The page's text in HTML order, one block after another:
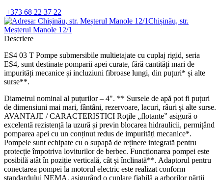
+373 68 22 37 22
Chișinău, str.
Meșterul Manole 12/1
Descriere
ES4 03 T Pompe submersibile multietajate cu cuplaj rigid, seria
ES4, sunt destinate pomparii apei curate, fără cantități mari de
impurități mecanice și incluziuni fibroase lungi, din puțuri* și alte
surse**.
Diametrul nominal al puțurilor – 4". ** Sursele de apă pot fi puțuri
de dimensiuni mai mari, fântâni, rezervoare, lacuri, râuri și alte surse.
AVANTAJE / CARACTERISTICI Roțile „flotante” asigură o
excelentă rezistență la uzură și previn blocarea hidraulicii, permițând
pomparea apei cu un conținut redus de impurități mecanice*.
Pompele sunt echipate cu o supapă de reținere integrată pentru
protecție împotriva loviturilor de berbec. Funcționarea pompei este
posibilă atât în poziție verticală, cât și înclinată**. Adaptorul pentru
conectarea pompei la motorul electric este realizat conform
standardului NEMA, asigurând o cuplare fiabilă a arborilor părții